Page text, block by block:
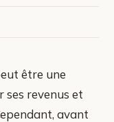
être une
revenus et
avant